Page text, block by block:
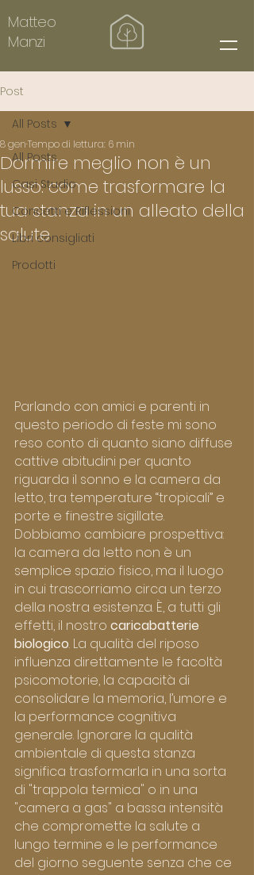
Matteo
Manzi
Post
All Posts
Casi Studio
Concetti e Riflessioni
Libri consigliati
Prodotti
All Posts
Dormire meglio non è un
lusso: come trasformare la
tua stanza in un alleato della
salute
8 genTempo di lettura: 6 min
Parlando con amici e parenti in
questo periodo di feste mi sono
reso conto di quanto siano diffuse
cattive abitudini per quanto
riguarda il sonno e la camera da
letto, tra temperature “tropicali” e
porte e finestre sigillate.
Dobbiamo cambiare prospettiva:
la camera da letto non è un
semplice spazio fisico, ma il luogo
in cui trascorriamo circa un terzo
della nostra esistenza. È, a tutti gli
effetti, il nostro caricabatterie
biologico. La qualità del riposo
influenza direttamente le facoltà
psicomotorie, la capacità di
consolidare la memoria, l’umore e
la performance cognitiva
generale. Ignorare la qualità
ambientale di questa stanza
significa trasformarla in una sorta
di "trappola termica" o in una
"camera a gas" a bassa intensità
che compromette la salute a
lungo termine e le performance
del giorno seguente senza che ce